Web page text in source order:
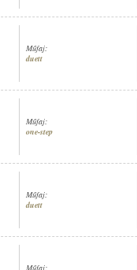
Műfaj:
duett
Műfaj:
one-step
Műfaj:
duett
Műfaj: